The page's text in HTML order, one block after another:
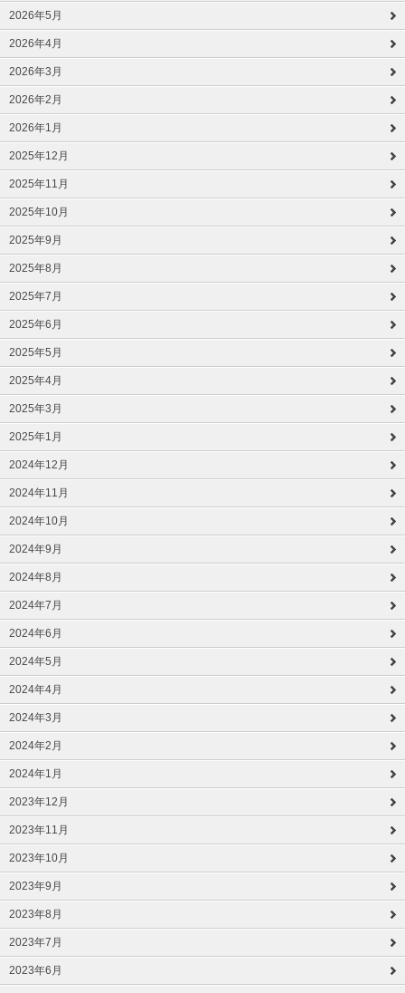
2026年5月
2026年4月
2026年3月
2026年2月
2026年1月
2025年12月
2025年11月
2025年10月
2025年9月
2025年8月
2025年7月
2025年6月
2025年5月
2025年4月
2025年3月
2025年1月
2024年12月
2024年11月
2024年10月
2024年9月
2024年8月
2024年7月
2024年6月
2024年5月
2024年4月
2024年3月
2024年2月
2024年1月
2023年12月
2023年11月
2023年10月
2023年9月
2023年8月
2023年7月
2023年6月